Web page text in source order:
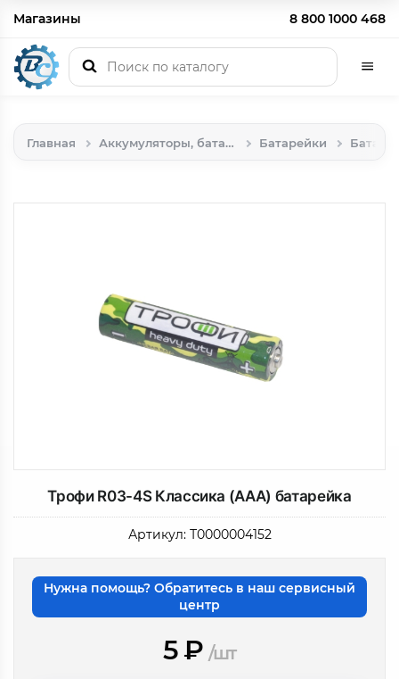
Магазины 8 800 1000 468
Главная Аккумуляторы, батарейки Батарейки
Трофи R03-4S Классика (AAA) батарейка
Артикул: Т0000004152
Нужна помощь? Обратитесь в наш сервисный
центр
5₽ /шт